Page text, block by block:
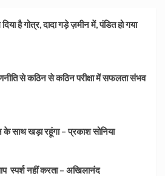
है गोत्र, दादा गड़े ज़मीन में, पंडित हो गया
से कठिन से कठिन परीक्षा में सफलता संभव
के साथ खड़ा रहूंगा – प्रकाश सोनिया
स्पर्श नहीं करता – अखिलानंद